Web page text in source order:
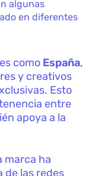
algunas
en diferentes
como España,
y creativos
Esto
entre
apoya a la
marca ha
de las redes